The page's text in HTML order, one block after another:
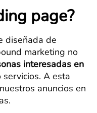
page?
diseñada de
marketing no
interesadas en
servicios. A esta
anuncios en